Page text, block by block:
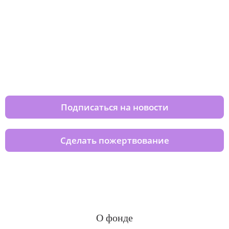
Подписаться на новости
Сделать пожертвование
О фонде